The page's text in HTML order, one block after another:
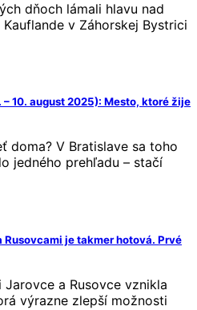
dňoch lámali hlavu nad
v Záhorskej Bystrici
10. august 2025): Mesto, ktoré žije
doma? V Bratislave sa toho
jedného prehľadu – stačí
je takmer hotová. Prvé
a Rusovce vznikla
výrazne zlepší možnosti